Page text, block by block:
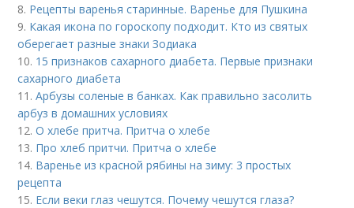
8. Рецепты варенья старинные. Варенье для Пушкина
9. Какая икона по гороскопу подходит. Кто из святых
оберегает разные знаки Зодиака
10. 15 признаков сахарного диабета. Первые признаки
сахарного диабета
11.Арбузы соленые в банках. Как правильно засолить
арбуз в домашних условиях
12.О хлебе притча. Притча о хлебе
13. Про хлеб притчи. Притча о хлебе
14. Варенье из красной рябины на зиму: 3 простых
рецепта
15. Если веки глаз чешутся. Почему чешутся глаза?